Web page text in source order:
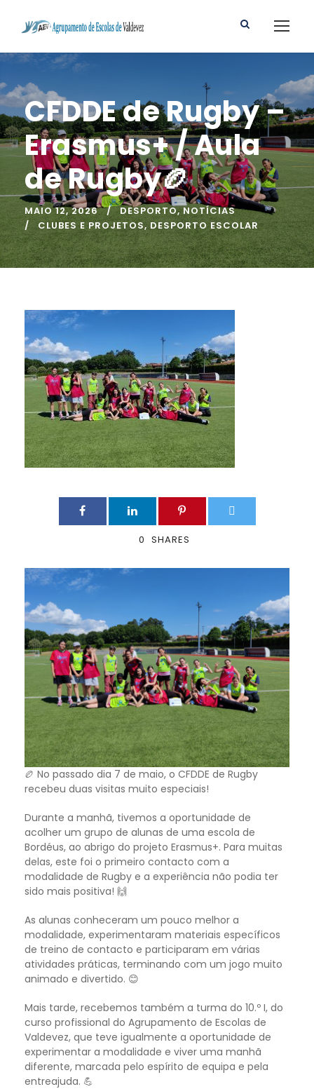
CFDDE de Rugby –
Erasmus+ / Aula
de Rugby🏉
MAIO 12, 2026 DESPORTO, NOTÍCIAS
CLUBES E PROJETOS, DESPORTO ESCOLAR
0 SHARES
🏉 No passado dia 7 de maio, o CFDDE de Rugby
recebeu duas visitas muito especiais!
Durante a manhã, tivemos a oportunidade de
acolher um grupo de alunas de uma escola de
Bordéus, ao abrigo do projeto Erasmus+. Para muitas
delas, este foi o primeiro contacto com a
modalidade de Rugby e a experiência não podia ter
sido mais positiva! 🙌
As alunas conheceram um pouco melhor a
modalidade, experimentaram materiais específicos
de treino de contacto e participaram em várias
atividades práticas, terminando com um jogo muito
animado e divertido. 😊
Mais tarde, recebemos também a turma do 10.º I, do
curso profissional do Agrupamento de Escolas de
Valdevez, que teve igualmente a oportunidade de
experimentar a modalidade e viver uma manhã
diferente, marcada pelo espírito de equipa e pela
entreajuda. 💪